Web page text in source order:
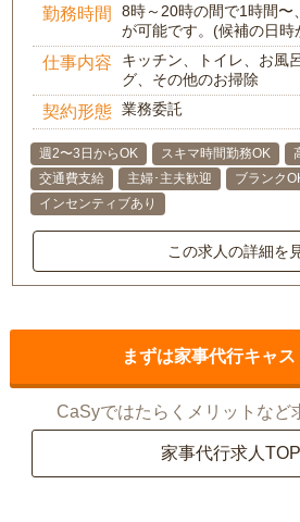
勤務時間
8時～20時の間で1時間〜
が可能です。(候補の日時
仕事内容
キッチン、トイレ、お風
グ、その他のお掃除
契約形態 業務委託
週2〜3日からOK スキマ時間勤務OK
交通費支給
主婦･主夫歓迎 ブランク
インセンティブあり
この求人の詳細を
まずは家事代行キャ
CaSyではたらくメリットなど
家事代行求人TOP